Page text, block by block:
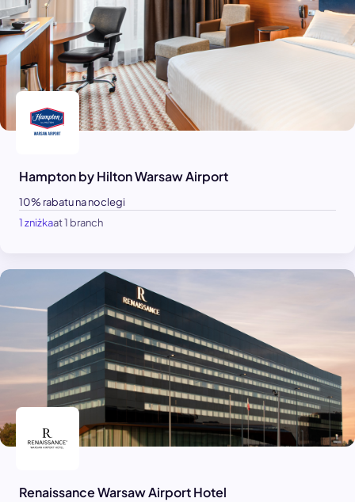
Hampton by Hilton Warsaw Airport
10% rabatu na noclegi
1 zniżkaat 1 branch
Renaissance Warsaw Airport Hotel